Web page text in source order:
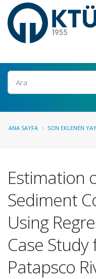
Ara
ANA SAYFA SON EKLENEN
Estimation
Sediment
Using
Case
Patapsco